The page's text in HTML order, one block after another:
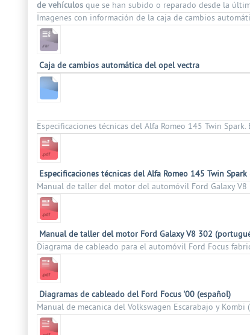
de vehículos que se han subido o reparado desde la
Imagenes con información de la caja de cambios
Caja de cambios automática del opel vectra
Especificaciones técnicas del Alfa Romeo 145 Twin
Especificaciones técnicas del Alfa Romeo 145 Twin Spark
Manual de taller del motor del automóvil Ford Galaxy
Manual de taller del motor Ford Galaxy V8 302
Diagrama de cableado para el automóvil Ford Focus
Diagramas de cableado del Ford Focus '00 (español)
Manual de mecanica del Volkswagen Escarabajo y Kombi